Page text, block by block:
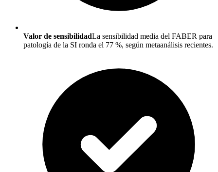
Valor de sensibilidadLa sensibilidad media del FABER para
patología de la SI ronda el 77 %, según metaanálisis recientes.